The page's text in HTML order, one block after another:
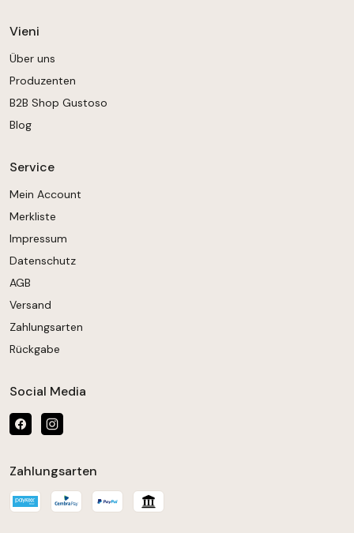
Vieni
Über uns
Produzenten
B2B Shop Gustoso
Blog
Service
Mein Account
Merkliste
Impressum
Datenschutz
AGB
Versand
Zahlungsarten
Rückgabe
Social Media
Zahlungsarten